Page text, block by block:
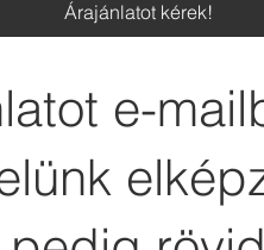
Árajánlatot kérek!
e-